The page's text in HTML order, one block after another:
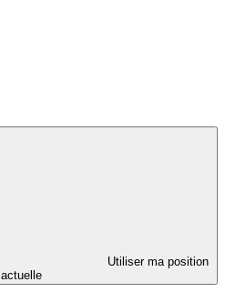
Utiliser ma position
actuelle